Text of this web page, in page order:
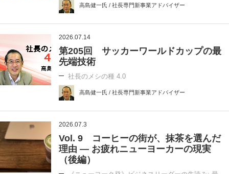
高島健一氏 / 社長専門新事業アドバイザー
2026.07.14
第205回 サッカーワールドカップの最
先端技術
社長のメシの種 4.0
高島健一氏 / 社長専門新事業アドバイザー
2026.07.3
Vol. 9 コーヒーの街が、抹茶を選んだ
理由 ― お疲れニューヨーカーの現実
（後編）